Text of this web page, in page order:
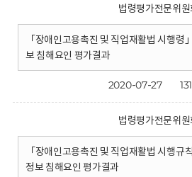
법령평가전문위원
「장애인고용촉진 및 직업재활법 시행령
보 침해요인 평가결과
2020-07-27
법령평가전문위원
「장애인고용촉진 및 직업재활법 시행규
정보 침해요인 평가결과